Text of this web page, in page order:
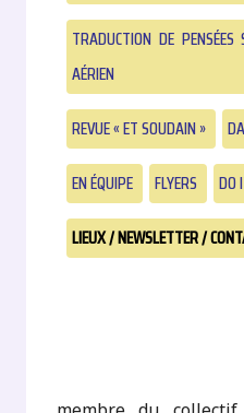
TRADUCTION DE
AÉRIEN
REVUE « ET SOUDAIN »
EN ÉQUIPE
FLYERS DO
LIEUX / NEWSLETTER /